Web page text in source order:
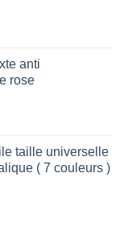
anti
rose
taille universelle
( 7 couleurs )